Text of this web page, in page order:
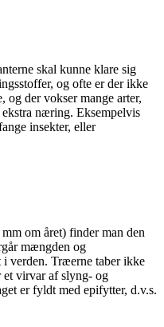
skal kunne klare sig
og ofte er der ikke
og der vokser mange arter,
næring. Eksempelvis
insekter, eller
om året) finder man den
mængden og
verden. Træerne taber ikke
et virvar af slyng- og
er fyldt med epifytter, d.v.s.